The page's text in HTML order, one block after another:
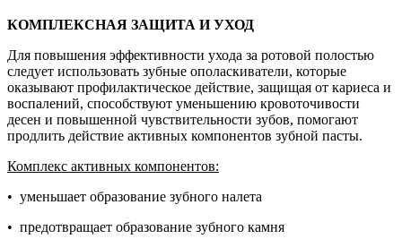
КОМПЛЕКСНАЯ ЗАЩИТА И УХОД
Для повышения эффективности ухода за ротовой полостью
следует использовать зубные ополаскиватели, которые
оказывают профилактическое действие, защищая от кариеса и
воспалений, способствуют уменьшению кровоточивости
десен и повышенной чувствительности зубов, помогают
продлить действие активных компонентов зубной пасты.
Комплекс активных компонентов:
• уменьшает образование зубного налета
• предотвращает образование зубного камня